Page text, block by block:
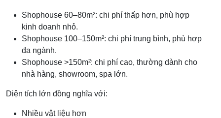
Shophouse 60–80m²: chi phí thấp hơn, phù hợp
kinh doanh nhỏ.
Shophouse 100–150m²: chi phí trung bình, phù hợp
đa ngành.
Shophouse >150m²: chi phí cao, thường dành cho
nhà hàng, showroom, spa lớn.
Diện tích lớn đồng nghĩa với:
Nhiều vật liệu hơn